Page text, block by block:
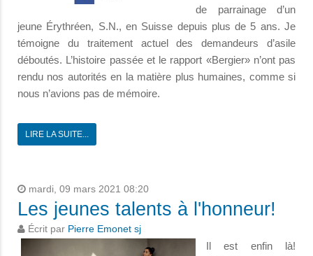
de parrainage d’un
jeune Érythréen, S.N., en Suisse depuis plus de 5 ans. Je
témoigne du traitement actuel des demandeurs d’asile
déboutés. L’histoire passée et le rapport «Bergier» n’ont pas
rendu nos autorités en la matière plus humaines, comme si
nous n’avions pas de mémoire.
LIRE LA SUITE...
mardi, 09 mars 2021 08:20
Les jeunes talents à l'honneur!
Écrit par Pierre Emonet sj
Il est enfin là!